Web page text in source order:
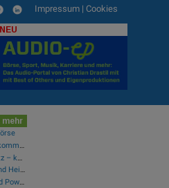
Impressum | Cookies
NEU
mehr
Henkel und 3M vs. Unilever und Beiersdorf – kommentierter KW 32 Peer Group Watch Konsumgüter
Mayr-Melnhof und Palfinger vs. RHI und Andritz – kommentierter KW 32 Peer Group Watch Zykliker Österreich
Saint Gobain und Wienerberger vs. Bilfinger und HeidelbergCement – kommentierter KW 32 Peer Group Watch Bau & Baustoffe
Verbio und SFC Energy vs. Verbund und Ballard Power Systems – kommentierter KW 32 Peer Group Watch Energie